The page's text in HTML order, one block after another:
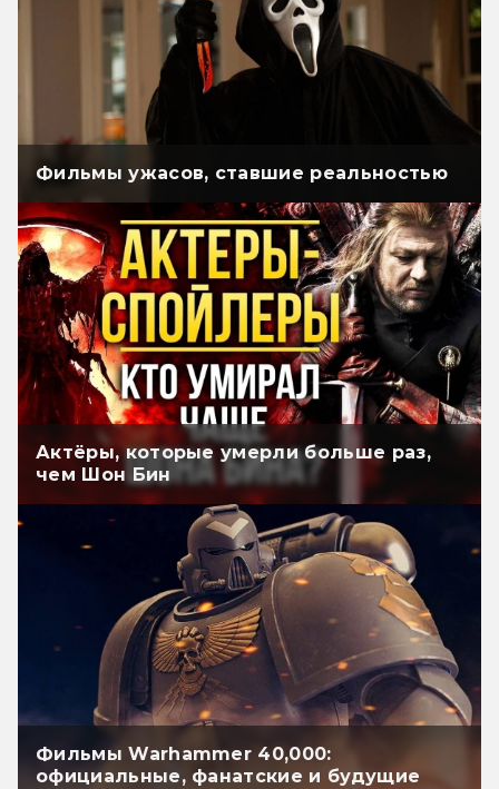
Фильмы ужасов, ставшие реальностью
Актёры, которые умерли больше раз,
чем Шон Бин
Фильмы Warhammer 40,000:
официальные, фанатские и будущие